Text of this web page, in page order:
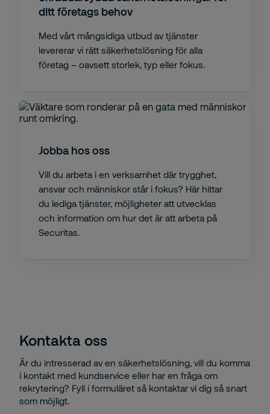
ditt företags behov
Med vårt mångsidiga utbud av tjänster
levererar vi rätt säkerhetslösning för alla
företag – oavsett storlek, typ eller fokus.
Jobba hos oss
Vill du arbeta i en verksamhet där trygghet,
ansvar och människor står i fokus? Här hittar
du lediga tjänster, möjligheter att utvecklas
och information om hur det är att arbeta på
Securitas.
Kontakta oss
Är du intresserad av en säkerhetslösning, vill du komma
i kontakt med kundservice eller har en fråga om
rekrytering? Fyll i formuläret så kontaktar vi dig så snart
som möjligt.